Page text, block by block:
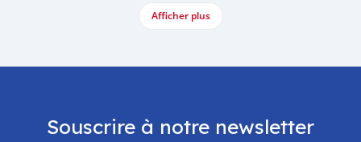
Afficher plus
Souscrire à notre newsletter